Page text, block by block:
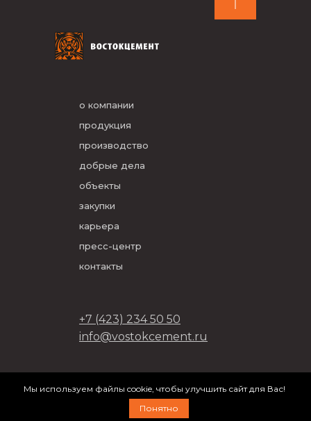
о компании
продукция
производство
добрые дела
объекты
закупки
карьера
пресс-центр
контакты
+7 (423) 234 50 50
info@vostokcement.ru
разработано вDVIGA
Мы используем файлы cookie, чтобы улучшить сайт для Вас!
Понятно